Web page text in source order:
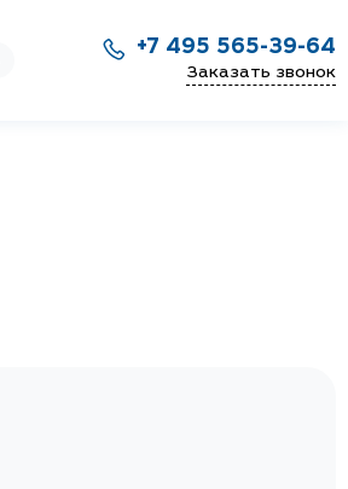
+7 495 565-39-64
Заказать звонок